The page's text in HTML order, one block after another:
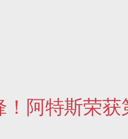
！阿特斯荣